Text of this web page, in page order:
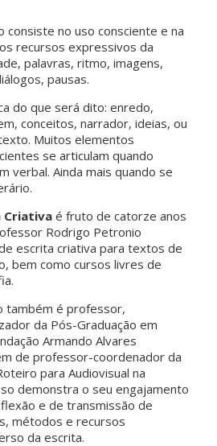
consiste no uso consciente e na
recursos expressivos da
palavras, ritmo, imagens,
pausas.
do que será dito: enredo,
conceitos, narrador, ideias, ou
Muitos elementos
se articulam quando
verbal. Ainda mais quando se
Criativa é fruto de catorze anos
Rodrigo Petronio
escrita criativa para textos de
bem como cursos livres de
também é professor,
da Pós-Graduação em
Armando Alvares
de professor-coordenador da
para Audiovisual na
demonstra o seu engajamento
e de transmissão de
métodos e recursos
da escrita.